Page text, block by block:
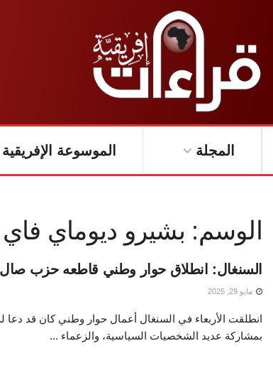
المجلة الموسوعة الإفريقية
الوسم: بشيرو ديوماي فاي
السنغال: انطلاق حوار وطني قاطعه حزب
مايو 29, 2025
انطلقت الأربعاء في السنغال أعمال حوار وطني كان قد دعا
بمشاركة عديد الشخصيات السياسية، والزعماء ...